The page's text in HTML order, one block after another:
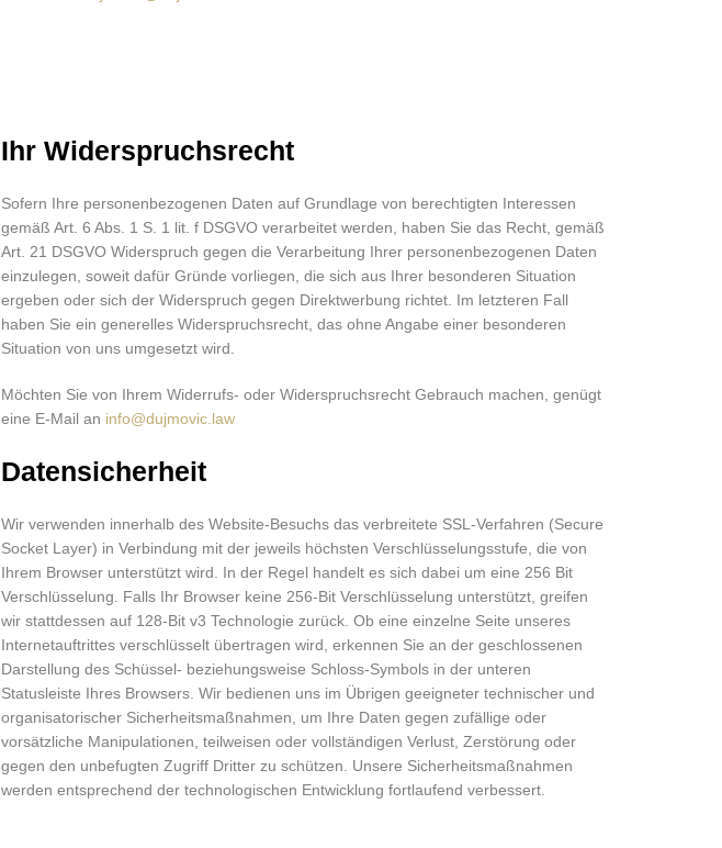
Ihr Widerspruchsrecht
Sofern Ihre personenbezogenen Daten auf Grundlage von berechtigten Interessen
gemäß Art. 6 Abs. 1 S. 1 lit. f DSGVO verarbeitet werden, haben Sie das Recht, gemäß
Art. 21 DSGVO Widerspruch gegen die Verarbeitung Ihrer personenbezogenen Daten
einzulegen, soweit dafür Gründe vorliegen, die sich aus Ihrer besonderen Situation
ergeben oder sich der Widerspruch gegen Direktwerbung richtet. Im letzteren Fall
haben Sie ein generelles Widerspruchsrecht, das ohne Angabe einer besonderen
Situation von uns umgesetzt wird.
Möchten Sie von Ihrem Widerrufs- oder Widerspruchsrecht Gebrauch machen, genügt
eine E-Mail an info@dujmovic.law
Datensicherheit
Wir verwenden innerhalb des Website-Besuchs das verbreitete SSL-Verfahren (Secure
Socket Layer) in Verbindung mit der jeweils höchsten Verschlüsselungsstufe, die von
Ihrem Browser unterstützt wird. In der Regel handelt es sich dabei um eine 256 Bit
Verschlüsselung. Falls Ihr Browser keine 256-Bit Verschlüsselung unterstützt, greifen
wir stattdessen auf 128-Bit v3 Technologie zurück. Ob eine einzelne Seite unseres
Internetauftrittes verschlüsselt übertragen wird, erkennen Sie an der geschlossenen
Darstellung des Schüssel- beziehungsweise Schloss-Symbols in der unteren
Statusleiste Ihres Browsers. Wir bedienen uns im Übrigen geeigneter technischer und
organisatorischer Sicherheitsmaßnahmen, um Ihre Daten gegen zufällige oder
vorsätzliche Manipulationen, teilweisen oder vollständigen Verlust, Zerstörung oder
gegen den unbefugten Zugriff Dritter zu schützen. Unsere Sicherheitsmaßnahmen
werden entsprechend der technologischen Entwicklung fortlaufend verbessert.